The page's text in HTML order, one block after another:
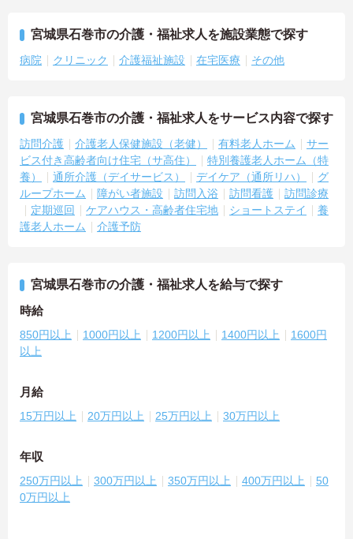
宮城県石巻市の介護・福祉求人を施設業態で探す
病院 クリニック 介護福祉施設 在宅医療 その他
宮城県石巻市の介護・福祉求人をサービス内容で探す
訪問介護 介護老人保健施設（老健） 有料老人ホーム
サー
ビス付き高齢者向け住宅（サ高住）
特別養護老人ホーム（特
養）
通所介護（デイサービス） デイケア（通所リハ）
グ
ループホーム
障がい者施設 訪問入浴 訪問看護
訪問診療
定期巡回
ケアハウス・高齢者住宅地 ショートステイ
養
護老人ホーム
介護予防
宮城県石巻市の介護・福祉求人を給与で探す
時給
850円以上 1000円以上 1200円以上 1400円以上
1600円
以上
月給
15万円以上 20万円以上 25万円以上 30万円以上
年収
250万円以上 300万円以上 350万円以上 400万円以上
50
0万円以上